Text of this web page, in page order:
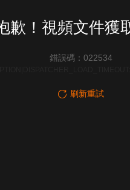
歉！視頻文件獲
錯誤碼：022534
刷新重試